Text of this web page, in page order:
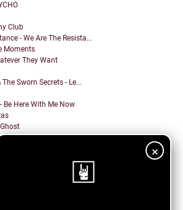
×
Club
- We Are The Resista...
Moments
They Want
Sworn Secrets - Le...
Be Here With Me Now